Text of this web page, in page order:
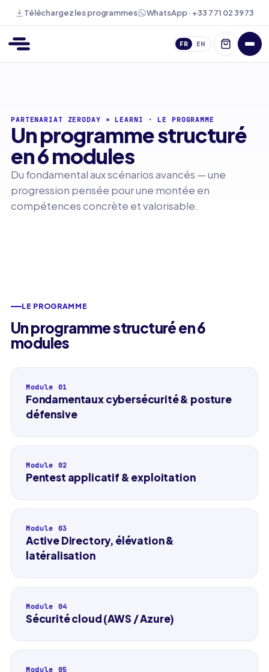
Téléchargez les programmes WhatsApp · +33 7 71 02 39 73
FR EN
PARTENARIAT ZERODAY × LEARNI · LE PROGRAMME
Un programme structuré
en 6 modules
Du fondamental aux scénarios avancés — une
progression pensée pour une montée en
compétences concrète et valorisable.
LE PROGRAMME
Un programme structuré en 6
modules
Module 01
Fondamentaux cybersécurité & posture
défensive
Module 02
Pentest applicatif & exploitation
Module 03
Active Directory, élévation &
latéralisation
Module 04
Sécurité cloud (AWS / Azure)
Module 05